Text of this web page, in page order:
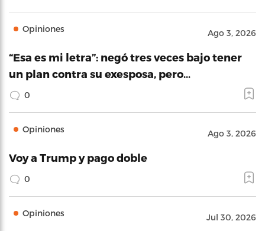
Opiniones Ago 3, 2026
“Esa es mi letra”: negó tres veces bajo tener
un plan contra su exesposa, pero…
0
Opiniones Ago 3, 2026
Voy a Trump y pago doble
0
Opiniones Jul 30, 2026